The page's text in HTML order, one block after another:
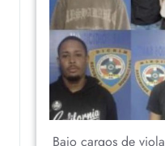
Bajo cargos de